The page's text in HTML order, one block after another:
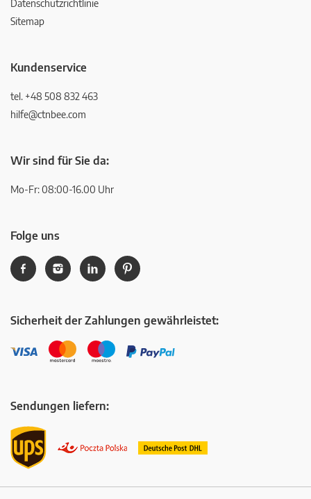
Datenschutzrichtlinie
Sitemap
Kundenservice
tel. +48 508 832 463
hilfe@ctnbee.com
Wir sind für Sie da:
Mo-Fr: 08:00-16.00 Uhr
Folge uns
Sicherheit der Zahlungen gewährleistet:
Sendungen liefern: